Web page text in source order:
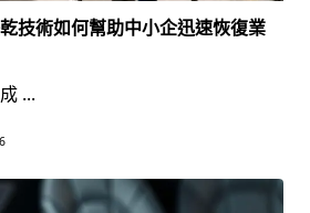
技術如何幫助中小企迅速恢復業
...